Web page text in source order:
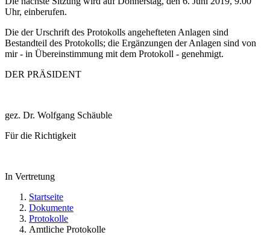
Uhr, einberufen.
Die der Urschrift des Protokolls angehefteten Anlagen sind
Bestandteil des Protokolls; die Ergänzungen der Anlagen sind von
mir - in Übereinstimmung mit dem Protokoll - genehmigt.
DER PRÄSIDENT
gez. Dr. Wolfgang Schäuble
Für die Richtigkeit
In Vertretung
Startseite
Dokumente
Protokolle
Amtliche Protokolle